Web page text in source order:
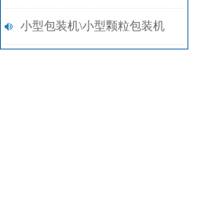
装机设备
小型包装机\小型颗粒包装机